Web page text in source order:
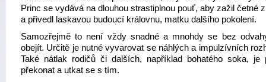
Princ se vydává na dlouhou strastiplnou pouť, aby zažil četné
a přivedl laskavou budoucí královnu, matku dalšího pokolení.
Samozřejmě to není vždy snadné a mnohdy se bez
obejít. Určitě je nutné vyvarovat se náhlých a impulzívních
Také nátlak rodičů či dalších, například bohatého soka, je
překonat a utkat se s tím.